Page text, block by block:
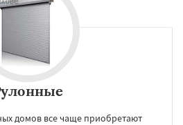
домов все чаще приобретают